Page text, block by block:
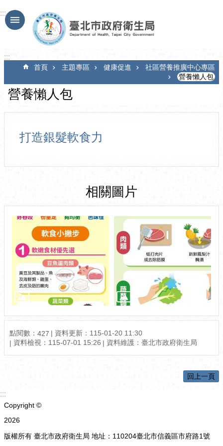
跳到主要內容區塊
:::
:::
首頁 主題專區 健康促進
社區營養推廣中心專區
營養懶人包
營養懶人包
打造銀髮軟食力
相關圖片
點閱數： 427
資料更新：115-01-20 11:30
資料檢視：115-07-01 15:26
資料維護：臺北市政府衛生局
回上一頁
:::
Copyright ©
2026
版權所有 臺北市政府衛生局 地址：110204臺北市信義區市府路1號